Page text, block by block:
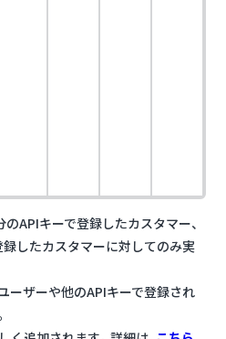
APIキーで登録したカスタマー、
したカスタマーに対してのみ実
ーザーや他のAPIキーで登録され